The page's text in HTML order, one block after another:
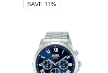
SAVE 11%